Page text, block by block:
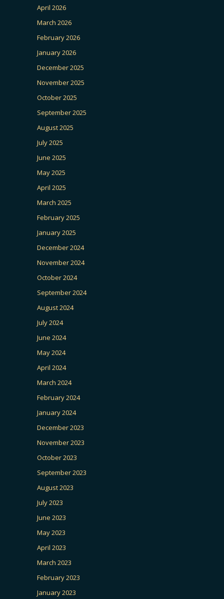
April 2026
March 2026
February 2026
January 2026
December 2025
November 2025
October 2025
September 2025
August 2025
July 2025
June 2025
May 2025
April 2025
March 2025
February 2025
January 2025
December 2024
November 2024
October 2024
September 2024
August 2024
July 2024
June 2024
May 2024
April 2024
March 2024
February 2024
January 2024
December 2023
November 2023
October 2023
September 2023
August 2023
July 2023
June 2023
May 2023
April 2023
March 2023
February 2023
January 2023